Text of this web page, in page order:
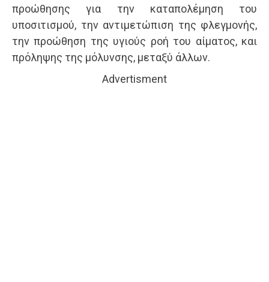
προώθησης για την καταπολέμηση του
υποσιτισμού, την αντιμετώπιση της φλεγμονής,
την προώθηση της υγιούς ροή του αίματος, και
πρόληψης της μόλυνσης, μεταξύ άλλων.
Advertisment